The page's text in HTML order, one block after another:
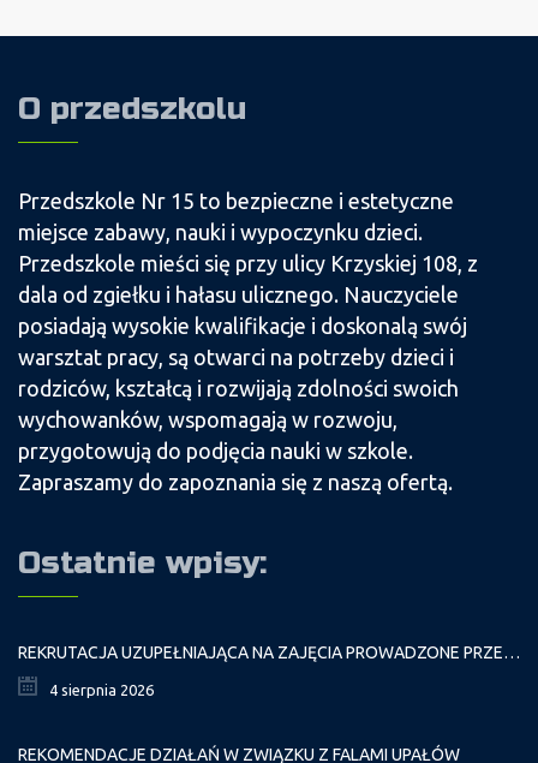
O przedszkolu
Przedszkole Nr 15 to bezpieczne i estetyczne
miejsce zabawy, nauki i wypoczynku dzieci.
Przedszkole mieści się przy ulicy Krzyskiej 108, z
dala od zgiełku i hałasu ulicznego. Nauczyciele
posiadają wysokie kwalifikacje i doskonalą swój
warsztat pracy, są otwarci na potrzeby dzieci i
rodziców, kształcą i rozwijają zdolności swoich
wychowanków, wspomagają w rozwoju,
przygotowują do podjęcia nauki w szkole.
Zapraszamy do zapoznania się z naszą ofertą.
Ostatnie wpisy:
REKRUTACJA UZUPEŁNIAJĄCA NA ZAJĘCIA PROWADZONE PRZEZ PAŁAC MŁODZIEŻY W ROKU SZKOLNYM 2026/2027
4 sierpnia 2026
REKOMENDACJE DZIAŁAŃ W ZWIĄZKU Z FALAMI UPAŁÓW